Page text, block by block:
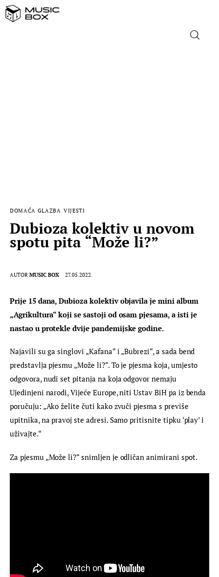
DOMAĆA GLAZBA VIJESTI
Dubioza kolektiv u novom
spotu pita “Može li?”
AUTOR MUSIC BOX 27.05.2022.
Prije 15 dana, Dubioza kolektiv objavila je mini album
„Agrikultura“ koji se sastoji od osam pjesama, a isti je
nastao u protekle dvije pandemijske godine.
Najavili su ga singlovi „Kafana“ i „Bubrezi“, a sada bend
predstavlja pjesmu „Može li?“. To je pjesma koja, umjesto
odgovora, nudi set pitanja na koja odgovor nemaju
Ujedinjeni narodi, Vijeće Europe, niti Ustav BiH pa iz benda
poručuju: „Ako želite čuti kako zvuči pjesma s previše
upitnika, na pravoj ste adresi. Samo pritisnite tipku ‘play’ i
uživajte.“
Za pjesmu „Može li?“ snimljen je odličan animirani spot.